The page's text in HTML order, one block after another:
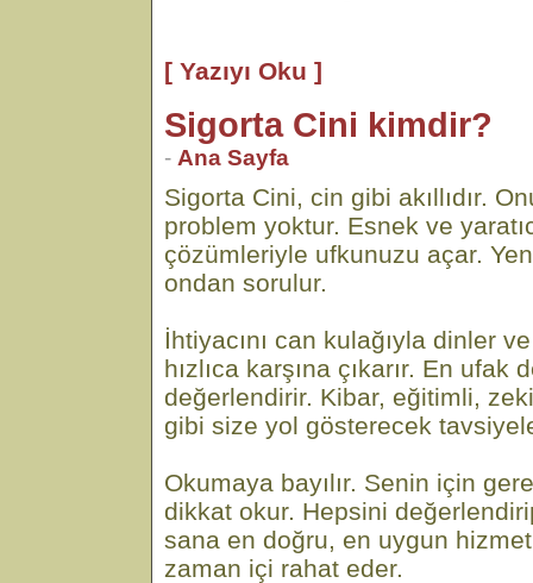
[ Yazıyı Oku ]
Sigorta Cini kimdir?
- Ana Sayfa
Sigorta Cini, cin gibi akıllıdır.
problem yoktur. Esnek ve
çözümleriyle ufkunuzu açar.
ondan sorulur.
İhtiyacını can kulağıyla dinler
hızlıca karşına çıkarır. En ufak
değerlendirir. Kibar, eğitimli,
gibi size yol gösterecek
Okumaya bayılır. Senin için
dikkat okur. Hepsini
sana en doğru, en uygun
zaman içi rahat eder.